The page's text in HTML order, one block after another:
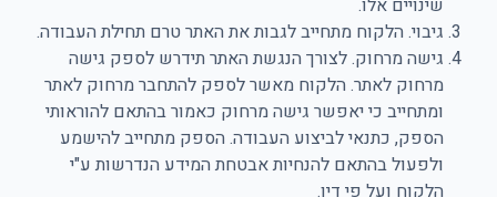
שינויים אלו.
גיבוי. הלקוח מתחייב לגבות את האתר טרם תחילת העבודה.
גישה מרחוק. לצורך הנגשת האתר תידרש לספק גישה
מרחוק לאתר. הלקוח מאשר לספק להתחבר מרחוק לאתר
ומתחייב כי יאפשר גישה מרחוק כאמור בהתאם להוראותי
הספק, כתנאי לביצוע העבודה. הספק מתחייב להישמע
ולפעול בהתאם להנחיות אבטחת המידע הנדרשות ע"י
הלקוח ועל פי דין.